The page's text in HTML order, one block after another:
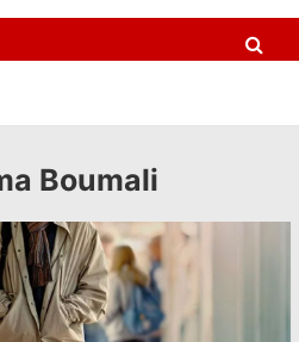
Boumali